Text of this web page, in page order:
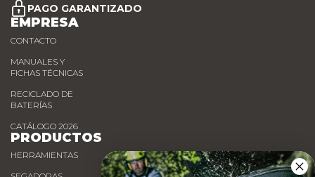
PAGO GARANTIZADO
EMPRESA
CONTACTO
MANUALES Y
FICHAS TÉCNICAS
RECICLADO DE
BATERÍAS
CATÁLOGO 2026
PRODUCTOS
HERRAMIENTAS